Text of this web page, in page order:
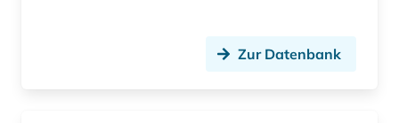
Zur Datenbank